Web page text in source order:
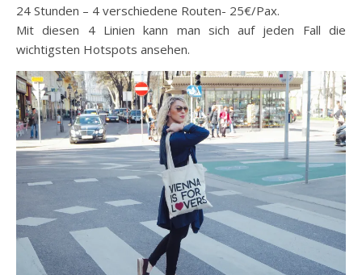
24 Stunden – 4 verschiedene Routen- 25€/Pax.
Mit diesen 4 Linien kann man sich auf jeden Fall die
wichtigsten Hotspots ansehen.